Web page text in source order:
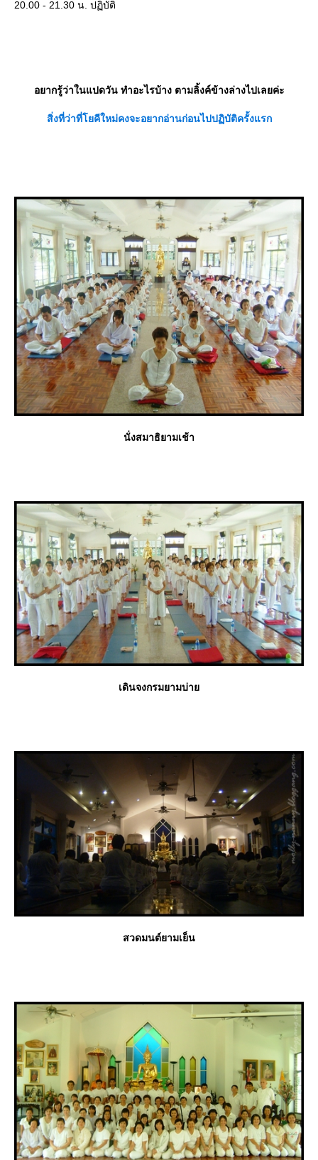
20.00 - 21.30 น. ปฏิบัติ
อยากรู้ว่าในแปดวัน ทำอะไรบ้าง ตามลิ้งค์ข้างล่างไปเลยค่ะ
สิ่งที่ว่าที่โยคีใหม่คงจะอยากอ่านก่อนไปปฏิบัติครั้งแรก
นั่งสมาธิยามเช้า
เดินจงกรมยามบ่า
สวดมนต์ยามเย็น